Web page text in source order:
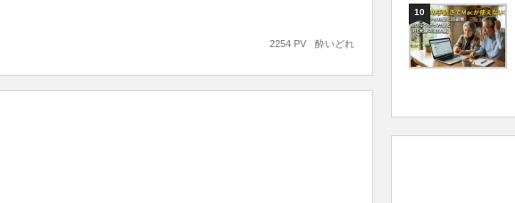
酔いどれ
2254 PV
10